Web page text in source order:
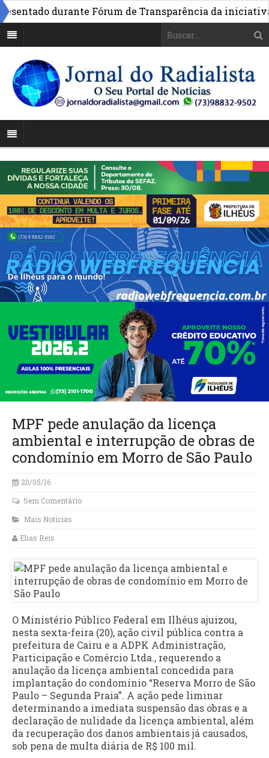
durante Fórum de Transparência da iniciativa
MPF pede anulação da licença
ambiental e interrupção de obras de
condomínio em Morro de São Paulo
20/05/16
Sem Comentário
Mais Notícias
Elias Reis
O Ministério Público Federal em Ilhéus ajuizou,
nesta sexta-feira (20), ação civil pública contra a
prefeitura de Cairu e a ADPK Administração,
Participação e Comércio Ltda., requerendo a
anulação da licença ambiental concedida para
implantação do condomínio “Reserva Morro de São
Paulo – Segunda Praia”. A ação pede liminar
determinando a imediata suspensão das obras e a
declaração de nulidade da licença ambiental, além
da recuperação dos danos ambientais já causados,
sob pena de multa diária de R$ 100 mil.